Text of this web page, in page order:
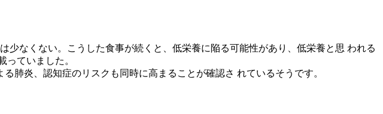
なくない。こうした食事が続くと、低栄養に陥る可能性があり、低栄養と思 われる
っていました。
肺炎、認知症のリスクも同時に高まることが確認さ れているそうです。